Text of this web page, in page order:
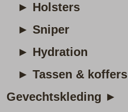
► Holsters
► Sniper
► Hydration
► Tassen & koffers
Gevechtskleding ►